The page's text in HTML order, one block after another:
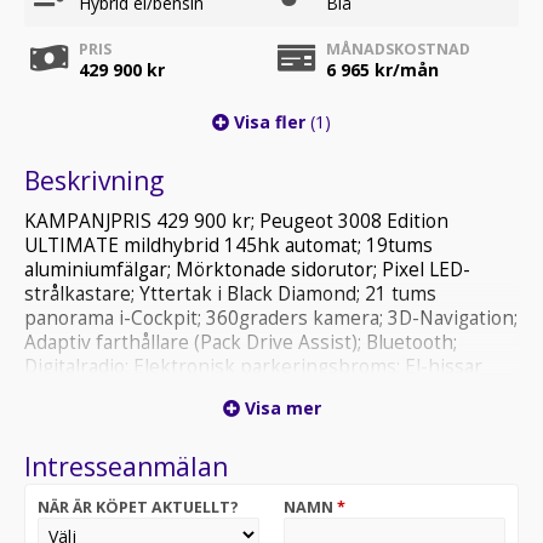
PRIS
429 900 kr
MÅNADSKOSTNAD
6 965 kr/mån
Visa fler (1)
Beskrivning
KAMPANJPRIS 429 900 kr; Peugeot 3008 Edition
ULTIMATE mildhybrid 145hk automat; 19tums
aluminiumfälgar; Mörktonade sidorutor; Pixel LED-
strålkastare; Yttertak i Black Diamond; 21 tums
panorama i-Cockpit; 360graders kamera; 3D-Navigation;
Adaptiv farthållare (Pack Drive Assist); Bluetooth;
Digitalradio; Elektronisk parkeringsbroms; El-hissar
Motoriserad baklucka (handsfree); Nyckelfritt lås- och
Regnsensor & automatiskt avbländbar
klimatanläggning; Uppvärmd ratt; USB-ingång; ABS,
ESP; Active Safety Brake; Aktiv filhållningsassistent
Visa mer
Intresseanmälan
NÄR ÄR KÖPET AKTUELLT? NAMN *